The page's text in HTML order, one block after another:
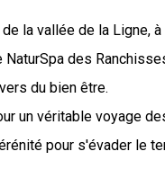
la vallée de la Ligne, à
NaturSpa des
du bien être.
un véritable voyage
pour s'évader le